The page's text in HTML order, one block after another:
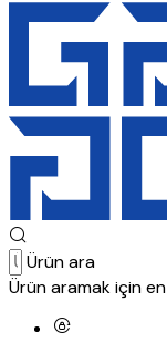
Ürün ara
Ürün aramak için